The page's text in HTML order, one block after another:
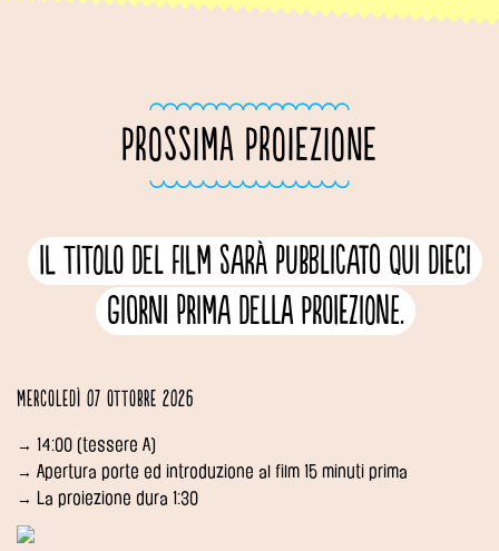
PROSSIMA PROIEZIONE
Il titolo del film sarà pubblicato qui dieci
giorni prima della proiezione.
Mercoledì 07 ottobre 2026
→ 14:00 (tessere A)
→ Apertura porte ed introduzione al film 15 minuti prima
→ La proiezione dura 1:30